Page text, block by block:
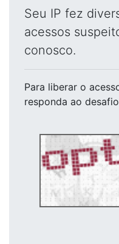
Seu IP fez
acessos
conosco.
Para liberar o
responda ao